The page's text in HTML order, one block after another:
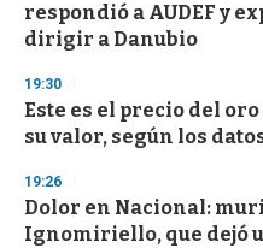
o
n
respondió a AUDEF y
dirigir a Danubio
19:30
Este es el precio del oro
su valor, según los
19:26
Dolor en Nacional:
Ignomiriello, que dejó